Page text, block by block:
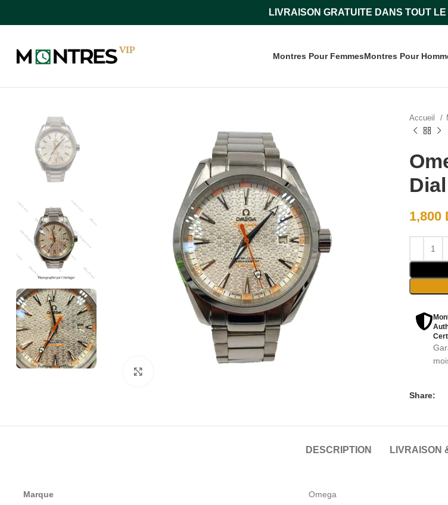
LIVRAISON GRATUITE DANS TOUT
Montres Pour FemmesMontres Pour
Accueil
Dial
1,800
Share:
DESCRIPTION LIVRAISON
Marque Omega